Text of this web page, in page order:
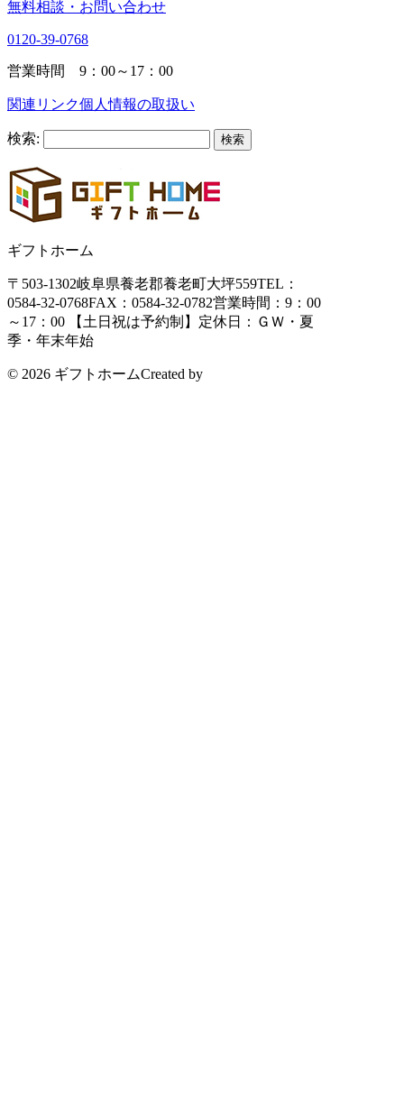
無料相談・お問い合わせ
0120-39-0768
営業時間 9：00～17：00
関連リンク個人情報の取扱い
検索:
ギフトホーム
〒503-1302岐阜県養老郡養老町大坪559TEL：
0584-32-0768FAX：0584-32-0782営業時間：9：00
～17：00 【土日祝は予約制】 定休日：ＧＷ・夏
季・年末年始
© 2026 ギフトホームCreated by